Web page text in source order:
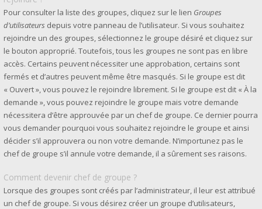
Pour consulter la liste des groupes, cliquez sur le lien Groupes
d’utilisateurs depuis votre panneau de l’utilisateur. Si vous souhaitez
rejoindre un des groupes, sélectionnez le groupe désiré et cliquez sur
le bouton approprié. Toutefois, tous les groupes ne sont pas en libre
accès. Certains peuvent nécessiter une approbation, certains sont
fermés et d’autres peuvent même être masqués. Si le groupe est dit
« Ouvert », vous pouvez le rejoindre librement. Si le groupe est dit « À la
demande », vous pouvez rejoindre le groupe mais votre demande
nécessitera d’être approuvée par un chef de groupe. Ce dernier pourra
vous demander pourquoi vous souhaitez rejoindre le groupe et ainsi
décider s’il approuvera ou non votre demande. N’importunez pas le
chef de groupe s’il annule votre demande, il a sûrement ses raisons.
Comment devenir chef de groupe ?
Lorsque des groupes sont créés par l’administrateur, il leur est attribué
un chef de groupe. Si vous désirez créer un groupe d’utilisateurs,